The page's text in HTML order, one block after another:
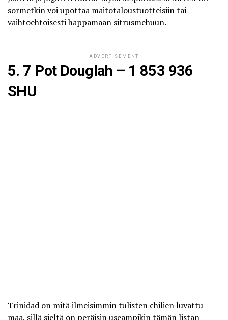
sormetkin voi upottaa maitotaloustuotteisiin tai
vaihtoehtoisesti happamaan sitrusmehuun.
ADVERTISEMENT
5. 7 Pot Douglah – 1 853 936
SHU
Trinidad on mitä ilmeisimmin tulisten chilien luvattu
maa, sillä sieltä on peräisin useampikin tämän listan